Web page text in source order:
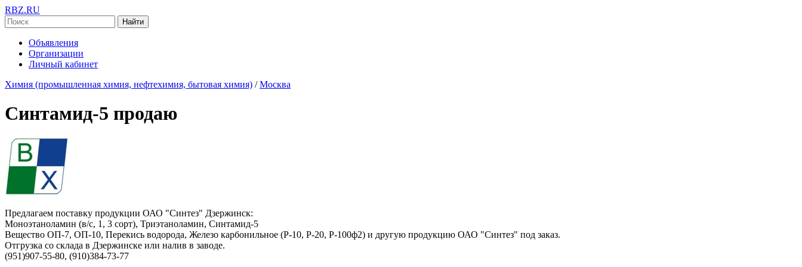
RBZ.RU
Найти
Объявления
Организации
Личный кабинет
Химия (промышленная химия, нефтехимия, бытовая химия) / Москва
Синтамид-5 продаю
Предлагаем поставку продукции ОАО "Синтез" Дзержинск:
Моноэтаноламин (в/с, 1, 3 сорт), Триэтаноламин, Синтамид-5
Вещество ОП-7, ОП-10, Перекись водорода, Железо карбонильное (Р-10, Р-20, Р-100ф2) и другую продукцию ОАО "Синтез" под заказ.
Отгрузка со склада в Дзержинске или налив в заводе.
(951)907-55-80, (910)384-73-77